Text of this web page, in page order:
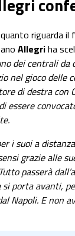
riguarda il
Allegriha
dei centrali
nel gioco delle
di destra con
essere
i suoi a
grazie alle
passerà
si porta avanti,
Napoli. E non